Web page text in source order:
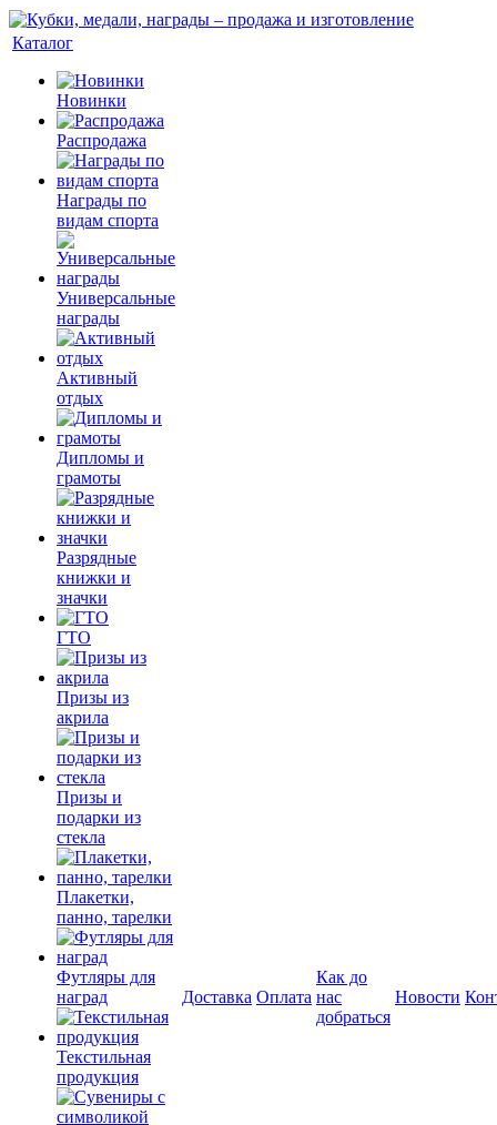
Каталог
Новинки
Распродажа
Награды по
видам спорта
Универсальные
награды
Активный
отдых
Дипломы и
грамоты
Разрядные
книжки и
значки
ГТО
Призы из
акрила
Призы и
подарки из
стекла
Плакетки,
панно, тарелки
Футляры для
наград
Текстильная
продукция
Доставка Оплата
Как до
нас
добраться
Новости